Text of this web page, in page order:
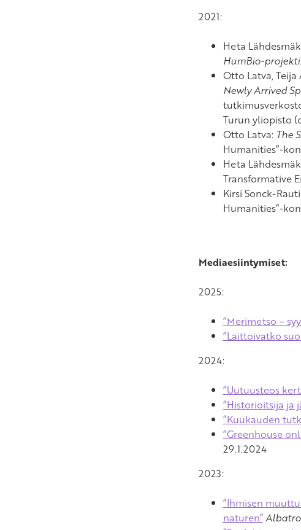
2021:
Heta
HumBio-
Otto Latva,
Newly Arrived
Turun yliopisto
Otto Latva: The
Humanities”-
Heta
Transformative
Kirsi Sonck-
Humanities”-
Mediaesiintymiset:
2025:
”Merimetso –
”Laittoivatko
2024:
”Uutuusteos
”Historioitsija ja
”Kuukauden
”Greenhouse
29.1.2024
2023:
”Ihmisen
naturen”